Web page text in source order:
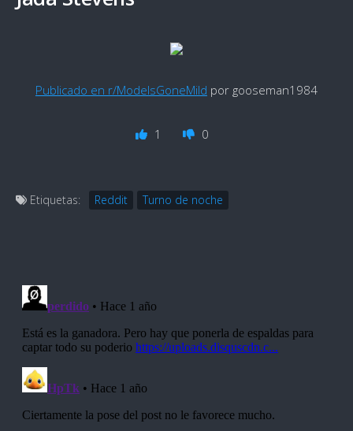
Publicado en r/ModelsGoneMild por gooseman1984
1 0
Etiquetas: Reddit Turno de noche